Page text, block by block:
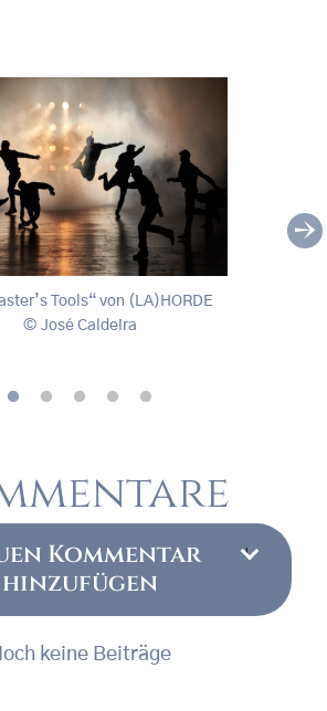
Tools“ von (LA)HORDE
José Caldeira
Kommentar
hinzufügen
keine Beiträge